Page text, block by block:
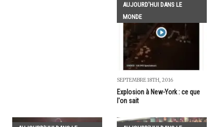
AUJOURD'HUI DANS LE
MONDE
SEPTEMBRE 18TH, 2016
Explosion à New-York : ce que
l'on sait